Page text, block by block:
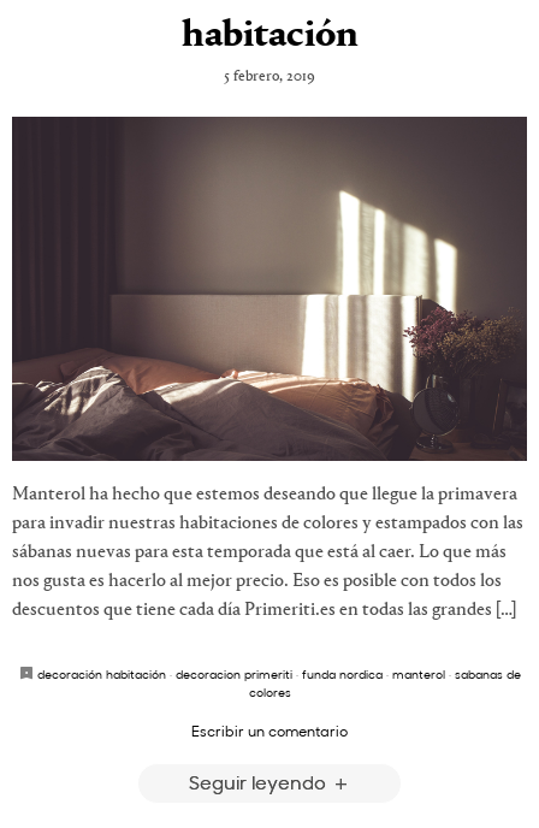
habitación
5 febrero, 2019
Manterol ha hecho que estemos deseando que llegue la primavera
para invadir nuestras habitaciones de colores y estampados con las
sábanas nuevas para esta temporada que está al caer. Lo que más
nos gusta es hacerlo al mejor precio. Eso es posible con todos los
descuentos que tiene cada día Primeriti.es en todas las grandes […]
decoración habitación· decoracion primeriti· funda nordica· manterol· sabanas de
colores
Escribir un comentario
Seguir leyendo